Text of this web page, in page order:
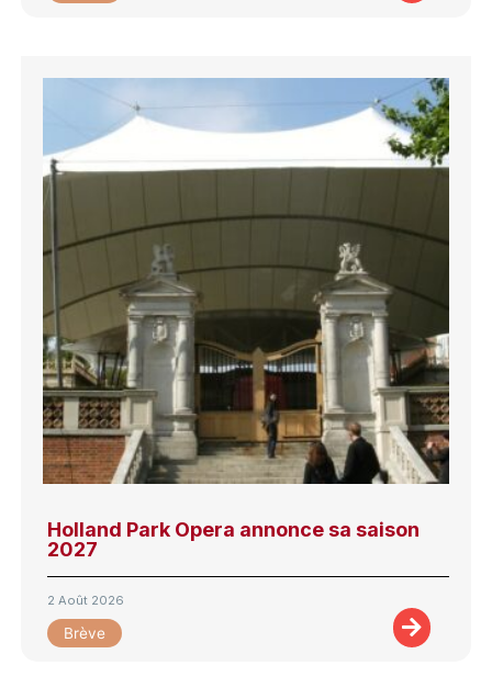
Holland Park Opera annonce sa saison
2027
2 Août 2026
Brève